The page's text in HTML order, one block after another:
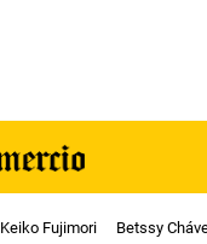
Keiko Fujimori Betssy